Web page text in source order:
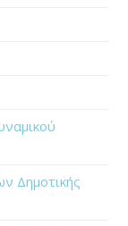
Δημοτικής